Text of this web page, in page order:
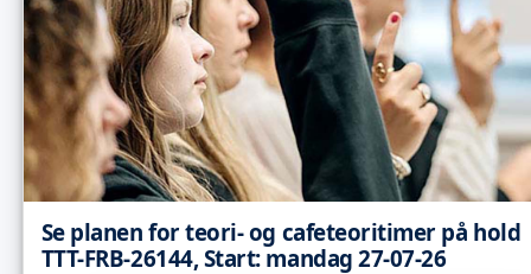
Se planen for teori- og cafeteoritimer på hold
TTT-FRB-26144, Start: mandag 27-07-26